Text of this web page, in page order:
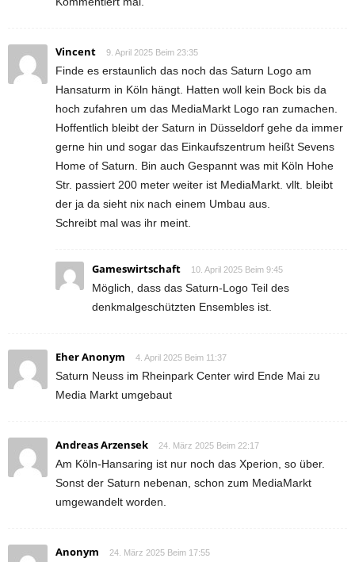
Vincent 9. April 2025 Beim 23:35
Finde es erstaunlich das noch das Saturn Logo am
Hansaturm in Köln hängt. Hatten woll kein Bock bis da
hoch zufahren um das MediaMarkt Logo ran zumachen.
Hoffentlich bleibt der Saturn in Düsseldorf gehe da immer
gerne hin und sogar das Einkaufszentrum heißt Sevens
Home of Saturn. Bin auch Gespannt was mit Köln Hohe
Str. passiert 200 meter weiter ist MediaMarkt. vllt. bleibt
der ja da sieht nix nach einem Umbau aus.
Schreibt mal was ihr meint.
Gameswirtschaft 10. April 2025 Beim 9:45
Möglich, dass das Saturn-Logo Teil des
denkmalgeschützten Ensembles ist.
Eher Anonym 4. April 2025 Beim 11:37
Saturn Neuss im Rheinpark Center wird Ende Mai zu
Media Markt umgebaut
Andreas Arzensek 24. März 2025 Beim 22:17
Am Köln-Hansaring ist nur noch das Xperion, so über.
Sonst der Saturn nebenan, schon zum MediaMarkt
umgewandelt worden.
Anonym 24. März 2025 Beim 17:55